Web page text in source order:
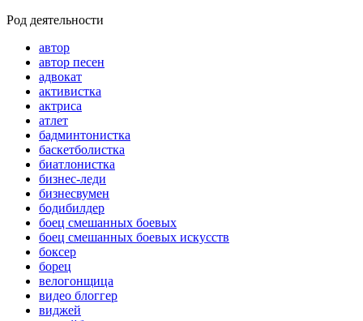
Род деятельности
автор
автор песен
адвокат
активистка
актриса
атлет
бадминтонистка
баскетболистка
биатлонистка
бизнес-леди
бизнесвумен
бодибилдер
боец смешанных боевых
боец смешанных боевых искусств
боксер
борец
велогонщица
видео блоггер
виджей